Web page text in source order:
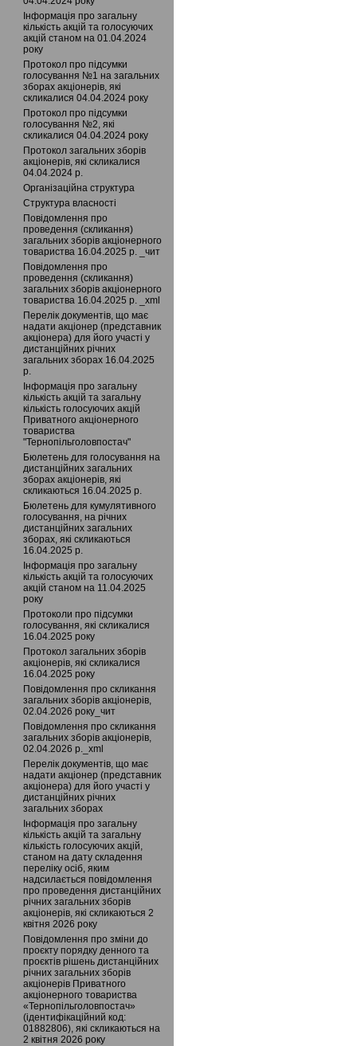
Інформація про загальну
кількість акцій та голосуючих
акцій станом на 01.04.2024
року
Протокол про підсумки
голосування №1 на загальних
зборах акціонерів, які
скликалися 04.04.2024 року
Протокол про підсумки
голосування №2, які
скликалися 04.04.2024 року
Протокол загальних зборів
акціонерів, які скликалися
04.04.2024 р.
Організаційна структура
Структура власності
Повідомлення про
проведення (скликання)
загальних зборів акціонерного
товариства 16.04.2025 р. _чит
Повідомлення про
проведення (скликання)
загальних зборів акціонерного
товариства 16.04.2025 р. _xml
Перелік документів, що має
надати акціонер (представник
акціонера) для його участі у
дистанційних річних
загальних зборах 16.04.2025
р.
Інформація про загальну
кількість акцій та загальну
кількість голосуючих акцій
Приватного акцiонерного
товариства
"Тернопільголовпостач"
Бюлетень для голосування на
дистанційних загальних
зборах акціонерів, які
скликаються 16.04.2025 р.
Бюлетень для кумулятивного
голосування, на річних
дистанційних загальних
зборах, які скликаються
16.04.2025 р.
Інформація про загальну
кількість акцій та голосуючих
акцій станом на 11.04.2025
року
Протоколи про підсумки
голосування, які скликалися
16.04.2025 року
Протокол загальних зборів
акціонерів, які скликалися
16.04.2025 року
Повідомлення про скликання
загальних зборів акціонерів,
02.04.2026 року_чит
Повідомлення про скликання
загальних зборів акціонерів,
02.04.2026 р._xml
Перелік документів, що має
надати акціонер (представник
акціонера) для його участі у
дистанційних річних
загальних зборах
Інформація про загальну
кількість акцій та загальну
кількість голосуючих акцій,
станом на дату складення
переліку осіб, яким
надсилається повідомлення
про проведення дистанційних
річних загальних зборів
акціонерів, які скликаються 2
квітня 2026 року
Повідомлення про зміни до
проєкту порядку денного та
проєктів рішень дистанційних
річних загальних зборів
акціонерів Приватного
акціонерного товариства
«Тернопільголовпостач»
(ідентифікаційний код:
01882806), які скликаються на
2 квітня 2026 року